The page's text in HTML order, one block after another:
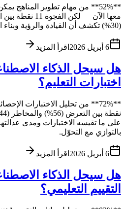
**52%** من مهام تطوير المناهج
(30%) تكشف أن القيادة والرؤية وبناء العلاقات تبقى بشرية تماماً.
6 أبريل 2026 اقرأ المزيد
هل سيحل الذكاء
اختبارات التعليم؟
بالتوازي مع التحوّل.
6 أبريل 2026 اقرأ المزيد
هل سيحل الذكاء
التقييم التعليمي؟